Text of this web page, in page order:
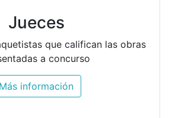
Jueces
que califican las obras
a concurso
Más información